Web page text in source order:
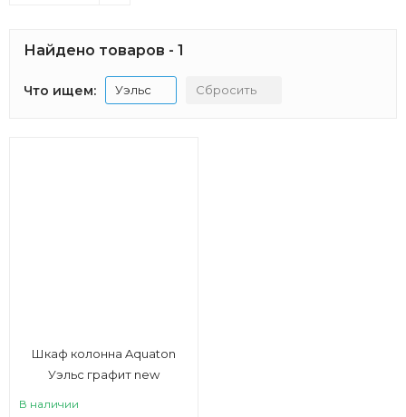
Найдено товаров - 1
Что ищем: Уэльс Сбросить
Шкаф колонна Aquaton
Уэльс графит new
В наличии